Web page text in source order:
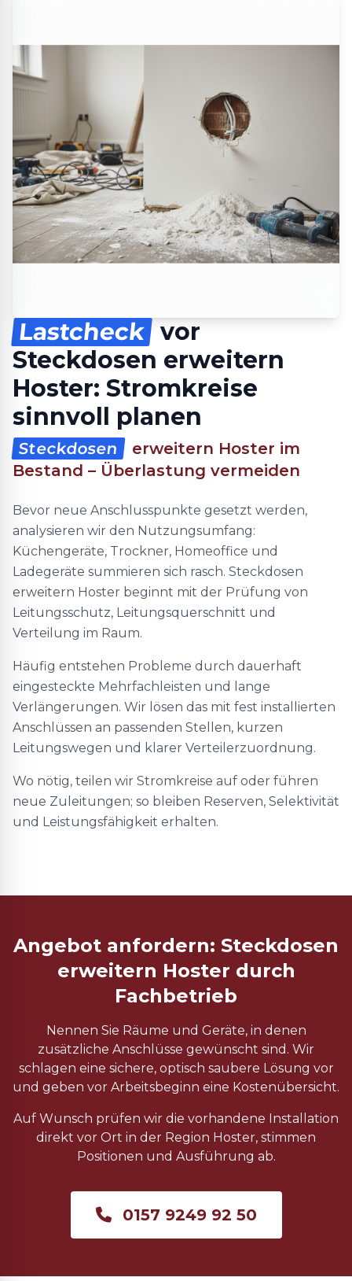
Lastcheck vor
Steckdosen erweitern
Hoster: Stromkreise
sinnvoll planen
Steckdosen
erweitern Hoster im
Bestand – Überlastung vermeiden
Bevor neue Anschlusspunkte gesetzt werden,
analysieren wir den Nutzungsumfang:
Küchengeräte, Trockner, Homeoffice und
Ladegeräte summieren sich rasch. Steckdosen
erweitern Hoster beginnt mit der Prüfung von
Leitungsschutz, Leitungsquerschnitt und
Verteilung im Raum.
Häufig entstehen Probleme durch dauerhaft
eingesteckte Mehrfachleisten und lange
Verlängerungen. Wir lösen das mit fest installierten
Anschlüssen an passenden Stellen, kurzen
Leitungswegen und klarer Verteilerzuordnung.
Wo nötig, teilen wir Stromkreise auf oder führen
neue Zuleitungen; so bleiben Reserven, Selektivität
und Leistungsfähigkeit erhalten.
Angebot anfordern: Steckdosen
erweitern Hoster durch
Fachbetrieb
Nennen Sie Räume und Geräte, in denen
zusätzliche Anschlüsse gewünscht sind. Wir
schlagen eine sichere, optisch saubere Lösung vor
und geben vor Arbeitsbeginn eine Kostenübersicht.
Auf Wunsch prüfen wir die vorhandene Installation
direkt vor Ort in der Region Hoster, stimmen
Positionen und Ausführung ab.
0157 9249 92 50